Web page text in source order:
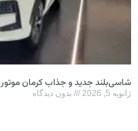
شاسی‌بلند جدید و جذاب کرمان موتور، KMC SR6، به بازار می‌آید
ژانویه 5, 2026 بدون دیدگاه